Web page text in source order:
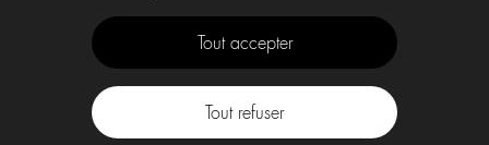
Tout accepter
Tout refuser